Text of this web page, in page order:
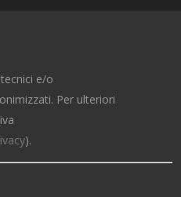
e/o
Per ulteriori
).